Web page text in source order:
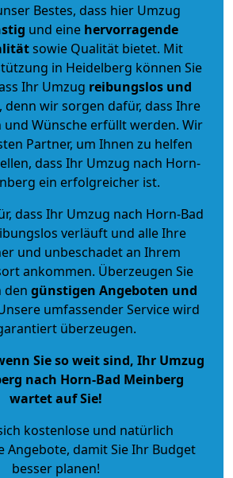
Bestes, dass hier Umzug
und eine hervorragende
sowie Qualität bietet. Mit
in Heidelberg können Sie
Ihr Umzug reibungslos und
wir sorgen dafür, dass Ihre
Wünsche erfüllt werden. Wir
Partner, um Ihnen zu helfen
dass Ihr Umzug nach Horn-
ein erfolgreicher ist.
dass Ihr Umzug nach Horn-Bad
verläuft und alle Ihre
und unbeschadet an Ihrem
ankommen. Überzeugen Sie
den günstigen Angeboten und
umfassender Service wird
überzeugen.
Sie so weit sind, Ihr Umzug
nach Horn-Bad Meinberg
wartet auf Sie!
kostenlose und natürlich
Angebote, damit Sie Ihr Budget
besser planen!